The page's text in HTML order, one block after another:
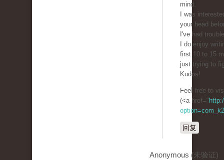
mind.
I was
your head
I've had
I do enjoy
first 10 to 15
just trying to
Kudos!
Feеⅼ free to
(<a href="
回复
Anonymous (未验证)